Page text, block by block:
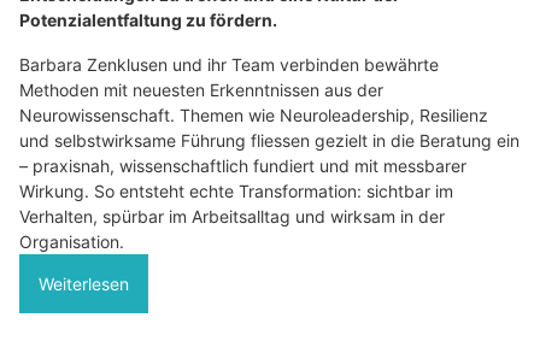
Potenzialentfaltung zu fördern.
Barbara Zenklusen und ihr Team verbinden bewährte
Methoden mit neuesten Erkenntnissen aus der
Neurowissenschaft. Themen wie Neuroleadership, Resilienz
und selbstwirksame Führung fliessen gezielt in die Beratung ein
– praxisnah, wissenschaftlich fundiert und mit messbarer
Wirkung. So entsteht echte Transformation: sichtbar im
Verhalten, spürbar im Arbeitsalltag und wirksam in der
Organisation.
Weiterlesen